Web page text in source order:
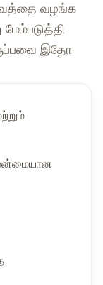
வழங்க
இதோ: